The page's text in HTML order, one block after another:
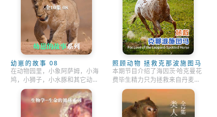
幼崽的故事 08
在动物园里，小象阿萨姆，小海
鸠，小狮子，小水豚和其它动物
宝宝又会发生什么故事呢？
照顾动物 拯救克那波施图马
本期节目介绍了海因茨·哈克曼花
费毕生精力只为拯救来自丹麦的
一种古老的马。